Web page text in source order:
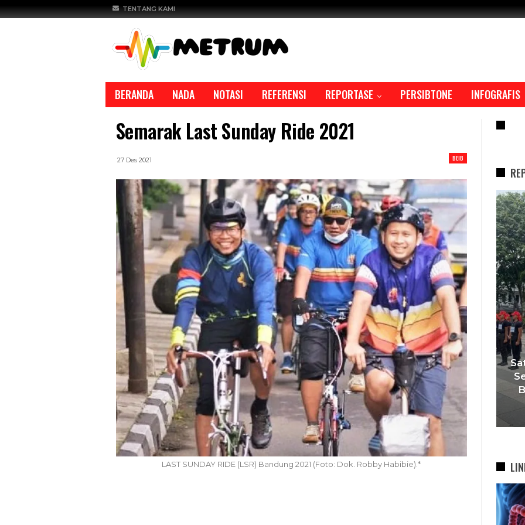
TENTANG KAMI
BERANDA NADA NOTASI REFERENSI REPORTASE PERSIBTONE INFOGRAFIS
Semarak Last Sunday Ride 2021
BEIB
27 Des 2021
LAST SUNDAY RIDE (LSR) Bandung 2021 (Foto: Dok. Robby Habibie).*
Mulai Tinggalkan Pesta
Dan Memilih Nikah
REPORTASE
‘Agar Tak Ada Mimpi Yang
Terhenti’, IOM ITB Perkuat
Gerakan Beasiswa…
7 Agu 2026
REPORTASE
Satukan Siswa Dari Berbagai
Sekolah, Pelatih Paskibraka
Bandung Fokus Bangun…
6 Agu 2026